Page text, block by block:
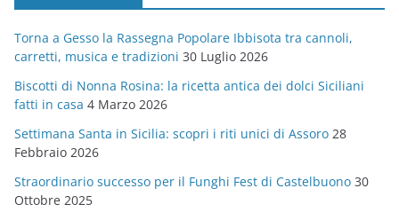
o
r
i
e
Torna a Gesso la Rassegna Popolare Ibbisota tra cannoli,
carretti, musica e tradizioni 30 Luglio 2026
Biscotti di Nonna Rosina: la ricetta antica dei dolci Siciliani
fatti in casa 4 Marzo 2026
Settimana Santa in Sicilia: scopri i riti unici di Assoro 28
Febbraio 2026
Straordinario successo per il Funghi Fest di Castelbuono 30
Ottobre 2025